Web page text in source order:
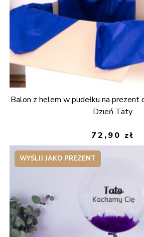
Balon z helem w pudełku na prezent
Dzień Taty
72,90 zł
WYŚLIJ JAKO PREZENT